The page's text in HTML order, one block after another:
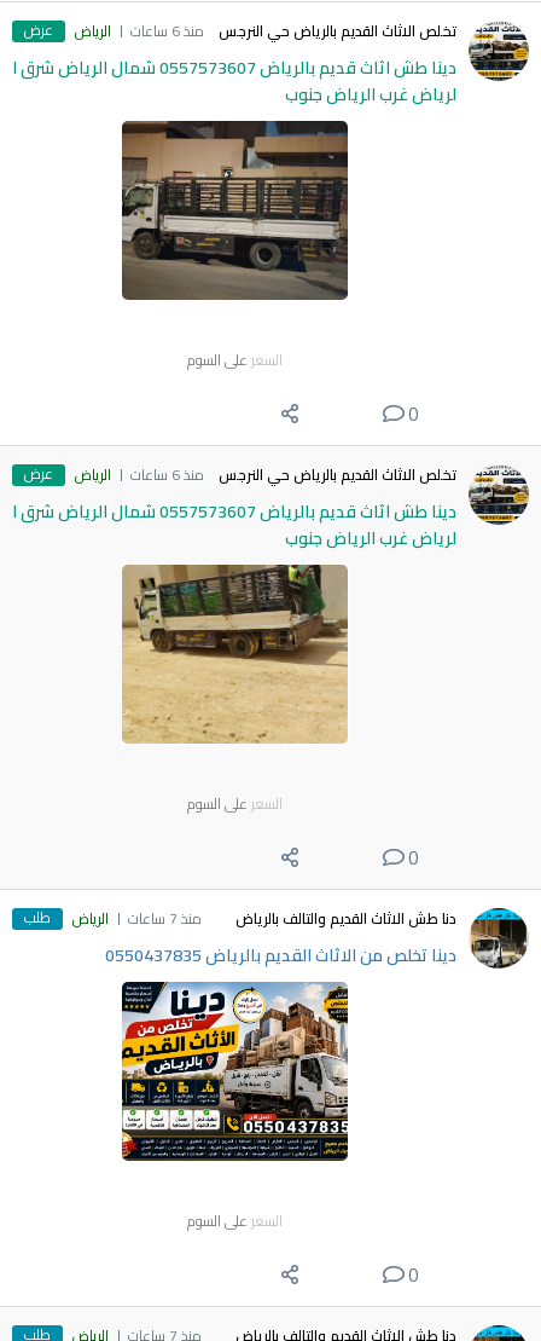
تخلص الاثاث القديم بالرياض حي النرجس منذ 6 ساعات الرياض عرض
دينا طش اثاث قديم بالرياض 0557573607 شمال الرياض شرق ا
لرياض غرب الرياض جنوب
السعر على السوم
0
تخلص الاثاث القديم بالرياض حي النرجس منذ 6 ساعات الرياض عرض
دينا طش اثاث قديم بالرياض 0557573607 شمال الرياض شرق ا
لرياض غرب الرياض جنوب
السعر على السوم
0
دنا طش الاثاث القديم والتالف بالرياض منذ 7 ساعات الرياض طلب
دينا تخلص من الاثاث القديم بالرياض 0550437835
السعر على السوم
0
طلب